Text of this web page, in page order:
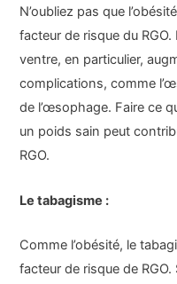
N’oubliez pas que
facteur de risque du
ventre, en particulier,
complications, comme
de l’œsophage. Faire ce
un poids sain peut
RGO.
Le tabagisme :
Comme l’obésité, le
facteur de risque de